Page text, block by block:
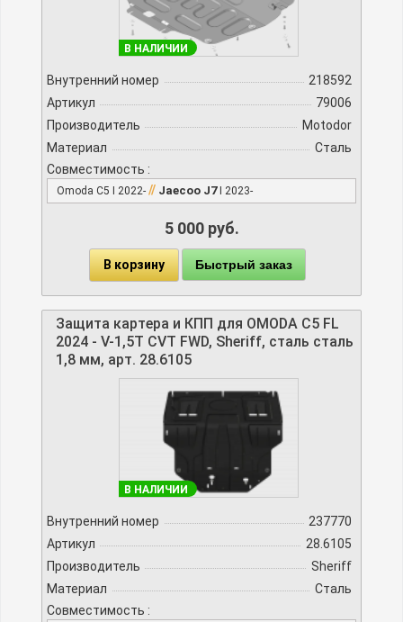
В НАЛИЧИИ
Внутренний номер
218592
Артикул
79006
Производитель
Motodor
Материал
Сталь
Совместимость :
Omoda C5 I 2022- // Jaecoo J7I 2023-
5 000 руб.
В корзину Быстрый заказ
Защита картера и КПП для OMODA C5 FL
2024 - V-1,5Т CVT FWD, Sheriff, сталь сталь
1,8 мм, арт. 28.6105
В НАЛИЧИИ
Внутренний номер
237770
Артикул
28.6105
Производитель
Sheriff
Материал
Сталь
Совместимость :